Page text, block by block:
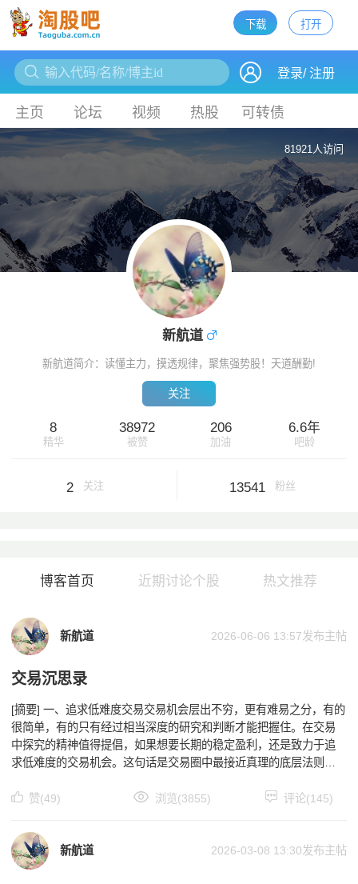
下载
登录/注册
主页 论坛 视频 热股 可转债
打开
下载
81921人访问
新航道
新航道简介：读懂主力，摸透规律，聚焦强势股！天道酬勤!
关注
8
精华
38972
被赞
206
加油
6.6年
吧龄
2 关注 13541 粉丝
博客首页 近期讨论个股 热文推荐
新航道 2026-06-06 13:57发布主帖
交易沉思录
[摘要] 一、追求低难度交易交易机会层出不穷，更有难易之分，有的
很简单，有的只有经过相当深度的研究和判断才能把握住。在交易
中探究的精神值得提倡，如果想要长期的稳定盈利，还是致力于追
求低难度的交易机会。这句话是交易圈中最接近真理的底层法则之
赞(49)
浏览(3855) 评论(145)
新航道 2026-03-08 13:30发布主帖